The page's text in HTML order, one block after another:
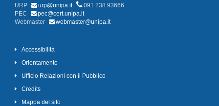
URP
urp@unipa.it
091 238 93666
PEC
pec@cert.unipa.it
Webmaster
webmaster@unipa.it
Accessibilità
Orientamento
Ufficio Relazioni con il Pubblico
Credits
Mappa del sito